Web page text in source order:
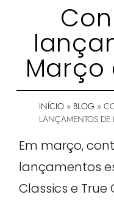
Março
INÍCIO » BLOG »
LANÇAMENTOS
Em março,
lançamentos
Classics e True